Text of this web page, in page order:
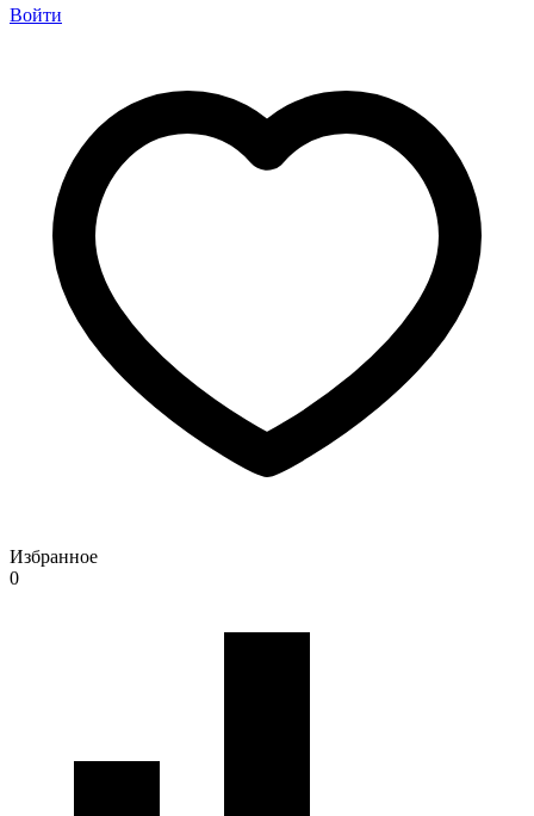
Войти
Избранное
0